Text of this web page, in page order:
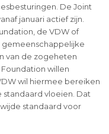
De Joint
januari actief zijn.
de VDW of
gemeenschappelijke
van de zogeheten
willen
wil hiermee bereiken
vloeien. Dat
standaard voor